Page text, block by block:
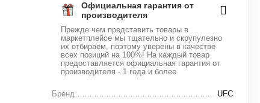
Официальная гарантия от
производителя
Прежде чем представить товары в
маркетплейсе мы тщательно и скрупулезно
их отбираем, поэтому уверены в качестве
всех позиций на 100%! На каждый товар
предоставляется официальная гарантия от
производителя - 1 года и более
Бренд UFC